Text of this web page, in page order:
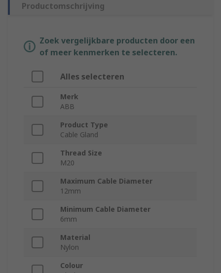
Productomschrijving
Zoek vergelijkbare producten door een
of meer kenmerken te selecteren.
Alles selecteren
Merk
ABB
Product Type
Cable Gland
Thread Size
M20
Maximum Cable Diameter
12mm
Minimum Cable Diameter
6mm
Material
Nylon
Colour